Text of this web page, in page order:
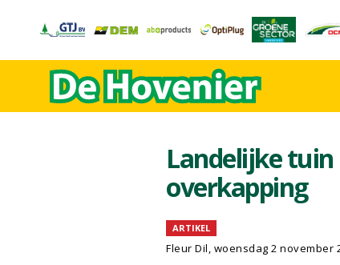
Landelijke
overkapping
ARTIKEL
Fleur Dil, woensdag 2 november